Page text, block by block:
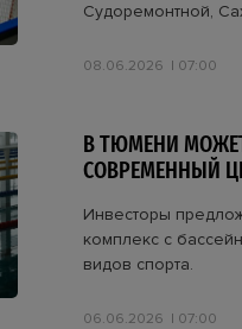
Судоремонтной,
08.06.2026 07:00
В ТЮМЕНИ
СОВРЕМЕННЫЙ
Инвесторы
комплекс с
видов спорта.
06.06.2026 07:00